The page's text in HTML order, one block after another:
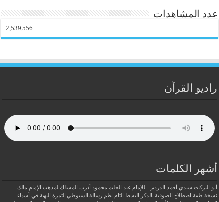
عدد المشاهدات
2,539,556
راديو القرآن
أشهر الكلمات
أبو البركات سيدي أحمد الدردير - للإمام عبد الحليم محمود
أقرب المسالك لمذهب الإمام مالك -
نسخة طيبة اصطلاح الصوفية بالذكر البسط التام نظم رسالة السيوطي
الثمرة البهية في أسماء